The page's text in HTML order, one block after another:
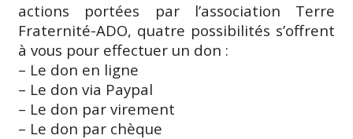
actions portées par l’association Terre
Fraternité-ADO, quatre possibilités s’offrent
à vous pour effectuer un don :
– Le don en ligne
– Le don via Paypal
– Le don par virement
– Le don par chèque